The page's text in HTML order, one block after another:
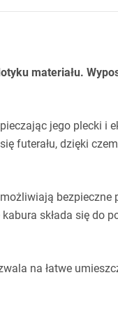
materiału.
jego plecki i
futerału, dzięki
bezpieczne
składa się do
na łatwe